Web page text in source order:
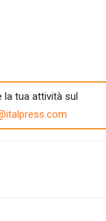
la tua attività sul